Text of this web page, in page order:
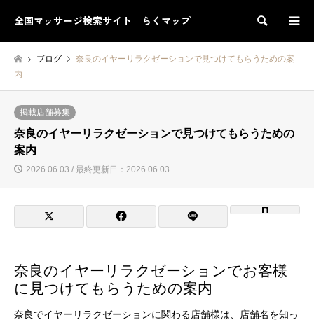
全国マッサージ検索サイト｜らくマップ 検索
ブログ
奈良のイヤーリラクゼーションで見つけてもらうための案
内
掲載店舗募集
奈良のイヤーリラクゼーションで見つけてもらうための
案内
2026.06.03 / 最終更新日：2026.06.03
奈良のイヤーリラクゼーションでお客様
に見つけてもらうための案内
奈良でイヤーリラクゼーションに関わる店舗様は、店舗名を知っ